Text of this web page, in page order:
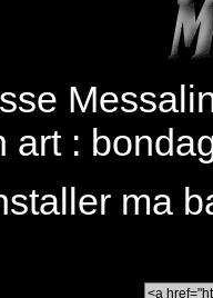
art :
ma